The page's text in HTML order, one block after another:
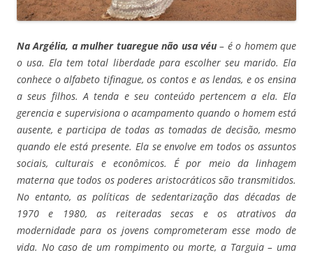
Na Argélia, a mulher tuaregue não usa véu– é o homem que
o usa. Ela tem total liberdade para escolher seu marido. Ela
conhece o alfabeto tifinague, os contos e as lendas, e os ensina
a seus filhos. A tenda e seu conteúdo pertencem a ela. Ela
gerencia e supervisiona o acampamento quando o homem está
ausente, e participa de todas as tomadas de decisão, mesmo
quando ele está presente. Ela se envolve em todos os assuntos
sociais, culturais e econômicos. É por meio da linhagem
materna que todos os poderes aristocráticos são transmitidos.
No entanto, as políticas de sedentarização das décadas de
1970 e 1980, as reiteradas secas e os atrativos da
modernidade para os jovens comprometeram esse modo de
vida. No caso de um rompimento ou morte, a Targuia – uma